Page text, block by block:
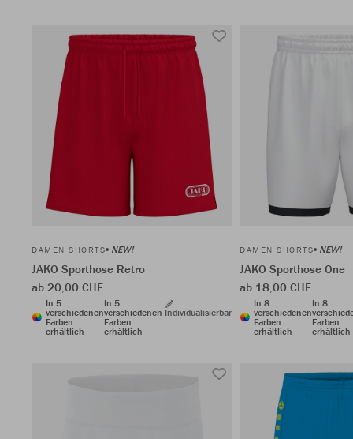
DAMEN SHORTS NEW!
JAKO Sporthose Retro
ab 20,00 CHF
In 5
verschiedenen
Farben
erhältlich
In 5
verschiedenen
Farben
erhältlich
Individualisierbar
DAMEN SHORTS NEW!
JAKO Sporthose One
ab 18,00 CHF
In 8
verschiedenen
Farben
erhältlich
In 8
Farben
erhältlich